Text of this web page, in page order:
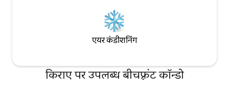
एयर कंडीशनिंग
किराए पर उपलब्ध बीचफ़्रंट कॉन्डो